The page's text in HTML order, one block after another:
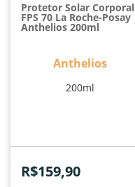
Protetor Solar Corporal
FPS 70 La Roche-Posay
Anthelios 200ml
Anthelios
200ml
R$159,90